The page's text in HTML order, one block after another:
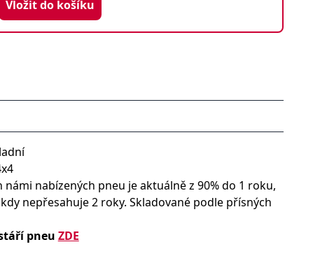
Vložit do košíku
námi nabízených pneu je aktuálně z 90% do 1 roku,
nepřesahuje 2 roky. Skladované podle přísných
pneu ZDE